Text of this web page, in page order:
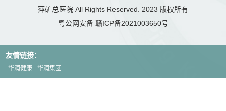
萍矿总医院 All Rights Reserved. 2023 版权所有
粤公网安备 赣ICP备2021003650号
友情链接：
华润健康 华润集团